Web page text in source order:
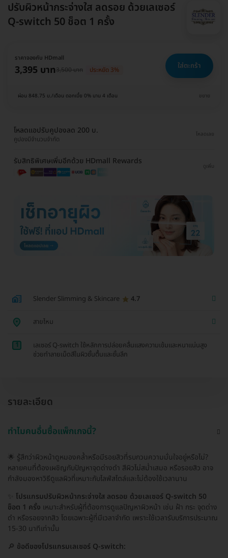
ปรับผิวหน้ากระจ่างใส ลดรอย ด้วยเลเซอร์
Q-switch 50 ช็อต 1 ครั้ง
ราคาจองกับ HDmall
3,395 บาท3,500 บาท ประหยัด 3% ใส่ตะกร้า
ผ่อน 848.75 บ./เดือน ดอกเบี้ย 0% นาน 4 เดือน ขยาย
โหลดแอปรับคูปองลด 200 บ.
คูปองมีจำนวนจำกัด
โหลดเลย
รับสิทธิพิเศษเพิ่มอีกด้วย HDmall Rewards
ดูเพิ่ม
Slender Slimming & Skincare 4.7
สายไหม
1
เลเซอร์ Q-switch ใช้หลักการปล่อยคลื่นแสงความเข้มและหนาแน่นสูง
ช่วยทำลายเม็ดสีในผิวชั้นตื้นและชั้นลึก
รายละเอียด
ทำไมคนอื่นซื้อแพ็กเกจนี้?
🌟 รู้สึกว่าผิวหน้าดูหมองคล้ำหรือมีรอยสิวที่รบกวนความมั่นใจอยู่หรือไม่?
หลายคนที่ต้องเผชิญกับปัญหาจุดด่างดำ สีผิวไม่สม่ำเสมอ หรือรอยสิว อาจ
กำลังมองหาวิธีดูแลผิวที่เหมาะกับไลฟ์สไตล์และไม่ต้องใช้เวลานาน
โปรแกรมปรับผิวหน้ากระจ่างใส ลดรอย ด้วยเลเซอร์ Q-switch 50
ช็อต 1 ครั้ง เหมาะสำหรับผู้ที่ต้องการดูแลปัญหาผิวหน้า เช่น ฝ้า กระ จุดด่าง
ดำ หรือรอยจากสิว โดยเฉพาะผู้ที่มีเวลาจำกัด เพราะใช้เวลารับบริการประมาณ
15-30 นาทีเท่านั้น
🔎 ข้อดีของโปรแกรมเลเซอร์ Q-switch: